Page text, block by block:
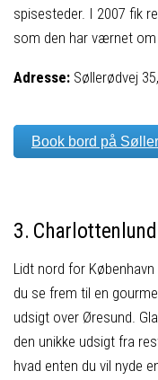
spisesteder. I 2007 fik
som den har værnet om
Adresse: Søllerødvej
Book bord på
3.
Lidt nord for
du se frem til en
udsigt over Øresund.
den unikke udsigt fra
hvad enten du vil nyde